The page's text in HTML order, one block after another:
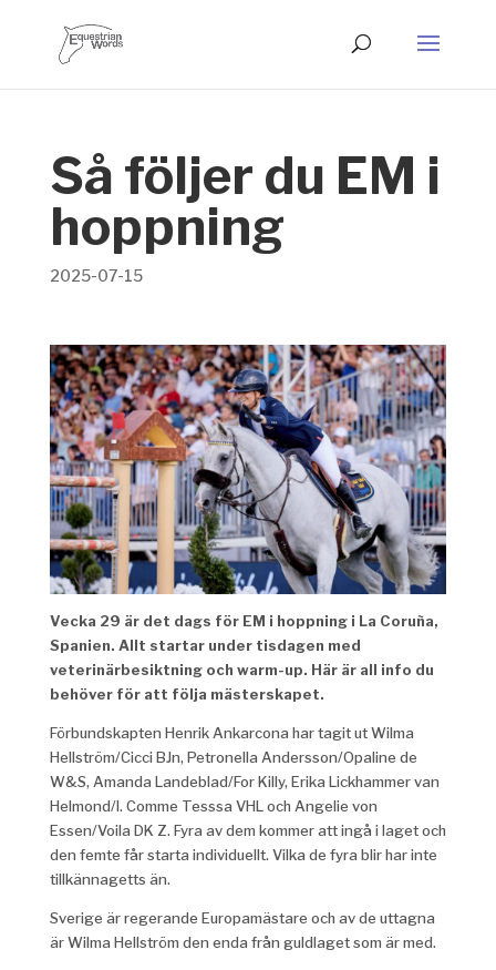
Så följer du EM i
hoppning
2025-07-15
Vecka 29 är det dags för EM i hoppning i La Coruña,
Spanien. Allt startar under tisdagen med
veterinärbesiktning och warm-up. Här är all info du
behöver för att följa mästerskapet.
Förbundskapten Henrik Ankarcona har tagit ut Wilma
Hellström/Cicci BJn, Petronella Andersson/Opaline de
W&S, Amanda Landeblad/For Killy, Erika Lickhammer van
Helmond/I. Comme Tesssa VHL och Angelie von
Essen/Voila DK Z. Fyra av dem kommer att ingå i laget och
den femte får starta individuellt. Vilka de fyra blir har inte
tillkännagetts än.
Sverige är regerande Europamästare och av de uttagna
är Wilma Hellström den enda från guldlaget som är med.